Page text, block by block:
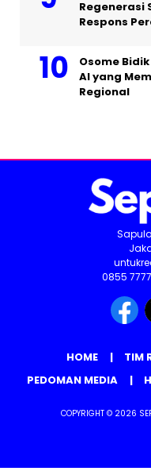
Regenerasi
Respons
Osome
AI yang
Regional
0855
HOME TIM
PEDOMAN MEDIA
COPYRIGHT © 2026